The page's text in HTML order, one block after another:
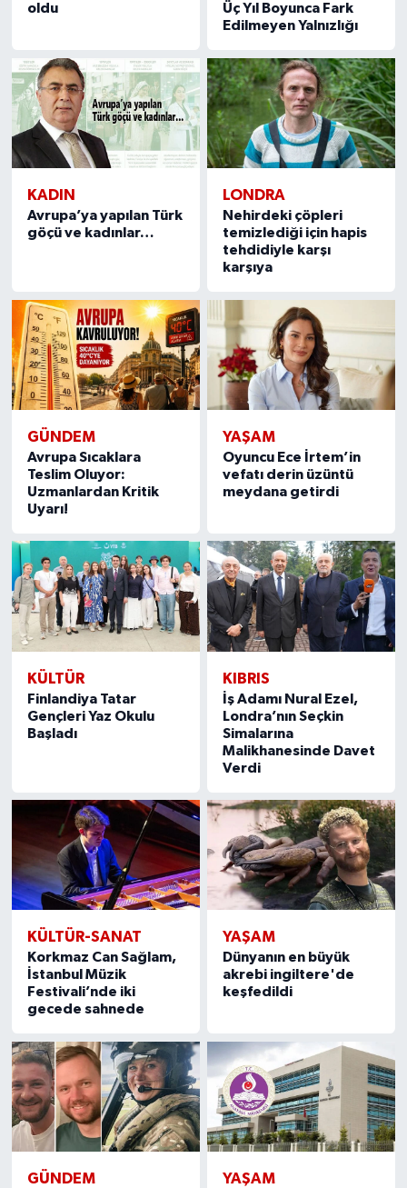
oldu
Üç Yıl Boyunca Fark
Edilmeyen Yalnızlığı
KADIN
Avrupa’ya yapılan Türk
göçü ve kadınlar…
LONDRA
Nehirdeki çöpleri
temizlediği için hapis
tehdidiyle karşı
karşıya
GÜNDEM
Avrupa Sıcaklara
Teslim Oluyor:
Uzmanlardan Kritik
Uyarı!
YAŞAM
Oyuncu Ece İrtem’in
vefatı derin üzüntü
meydana getirdi
KÜLTÜR
Finlandiya Tatar
Gençleri Yaz Okulu
Başladı
KIBRIS
İş Adamı Nural Ezel,
Londra’nın Seçkin
Simalarına
Malikhanesinde Davet
Verdi
KÜLTÜR-SANAT
Korkmaz Can Sağlam,
İstanbul Müzik
Festivali’nde iki
gecede sahnede
YAŞAM
Dünyanın en büyük
akrebi ingiltere'de
keşfedildi
GÜNDEM YAŞAM